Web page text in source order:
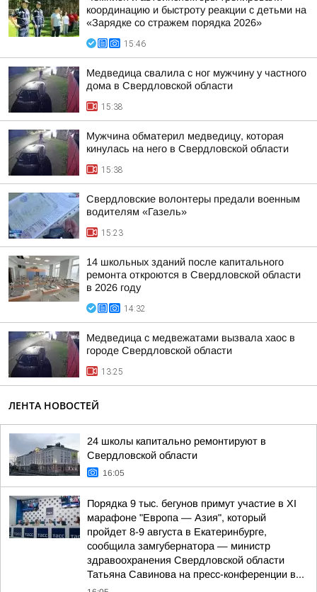
координацию и быстроту реакции с детьми на
«Зарядке со стражем порядка 2026»
15:46
Медведица свалила с ног мужчину у частного
дома в Свердловской области
15:38
Мужчина обматерил медведицу, которая
кинулась на него в Свердловской области
15:38
Свердловские волонтеры предали военным
водителям «Газель»
15:23
14 школьных зданий после капитального
ремонта откроются в Свердловской области
в 2026 году
14:32
Медведица с медвежатами вызвала хаос в
городе Свердловской области
13:25
ЛЕНТА НОВОСТЕЙ
24 школы капитально ремонтируют в
Свердловской области
16:05
Порядка 9 тыс. бегунов примут участие в XI
марафоне "Европа — Азия", который
пройдет 8-9 августа в Екатеринбурге,
сообщила замгубернатора — министр
здравоохранения Свердловской области
Татьяна Савинова на пресс-конференции в...